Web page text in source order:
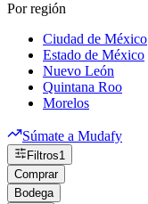
Por región
Ciudad de México
Estado de México
Nuevo León
Quintana Roo
Morelos
Súmate a Mudafy
Filtros1
Comprar
Bodega